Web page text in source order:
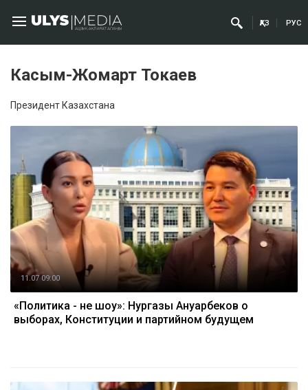
ҚАЗ РУС
Касым-Жомарт Токаев
Президент Казахстана
11.07 09:00
«Политика - не шоу»: Нургазы Ануарбеков о
выборах, Конституции и партийном будущем